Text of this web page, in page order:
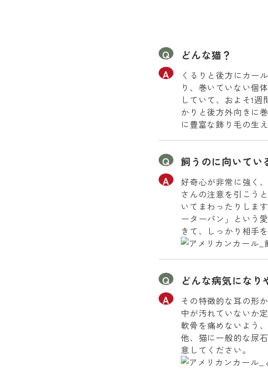
どんな猫？
くるりと後方にカー
り、巻いていない個
していて、およそ1
かりと後方外向きに
に豊富な飾り毛の生
飼うのに向いてい
好奇心が非常に強く
さんの注意を引こう
いてまわったりしま
ーターパン」という
きて、しっかり相手
どんな病気になり
その特徴的な耳の形
中が汚れていないか
軟骨を痛めないよう
他、猫に一般的な尿
意してください。